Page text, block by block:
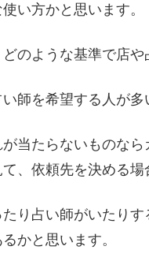
い方かと思います。
のような基準で店
師を希望する人が多
当たらないものな
、依頼先を決める場
り占い師がいたり
かと思います。